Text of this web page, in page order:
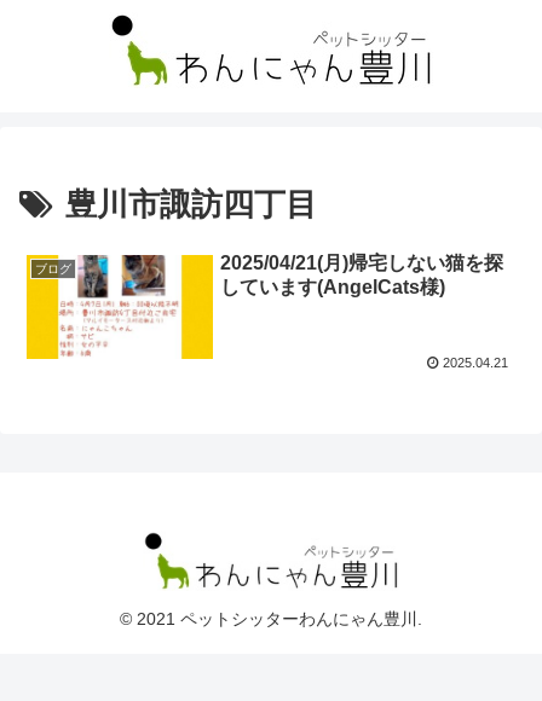
豊川市諏訪四丁目
ブログ
2025/04/21(月)帰宅しない猫を探
しています(AngelCats様)
2025.04.21
© 2021 ペットシッターわんにゃん豊川.